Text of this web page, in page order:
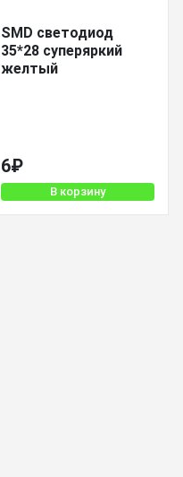
SMD светодиод
35*28 суперяркий
желтый
6₽
В корзину